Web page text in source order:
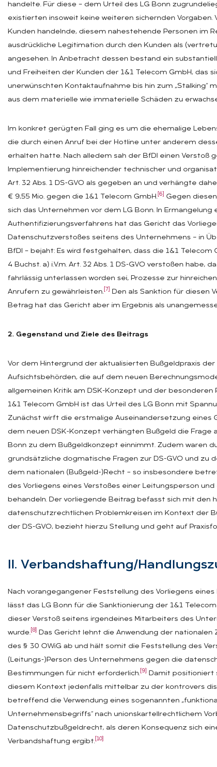
handelte. Für diese – dem Urteil des LG Bonn
existierten insoweit keine weiteren sichernden Vorgaben.
Kunden handelnde, diesem nahestehende Personen im
ausdrückliche Legitimation durch den Kunden als
angesehen. In Anbetracht dessen bestand ein
und Freiheiten der Kunden der 1&1 Telecom GmbH, das
unerwünschten Kontaktaufnahme bis hin zum „Stalking“
aus dem materielle wie immaterielle Schäden zu
Im konkret gerügten Fall ging es um die ehemalige
die durch einen Anruf bei der Hotline unter anderem
erhalten hatte. Nach alledem sah der BfDI einen Verstoß
Implementierung hinreichender technischer und
Art. 32 Abs. 1 DS-GVO als gegeben an und verhängte
€ 9,55 Mio. gegen die 1&1 Telecom GmbH. [6]
Gegen
sich das Unternehmen vor dem LG Bonn. In Ermangelung
Authentifizierungsverfahrens hat das Gericht das
Datenschutzverstoßes seitens des Unternehmens – in
BfDI – bejaht: Es wird festgehalten, dass die 1&1 Telecom
4 Buchst. a) i.V.m. Art. 32 Abs. 1 DS-GVO verstoßen habe,
fahrlässig unterlassen worden sei, Prozesse zur
Anrufern zu gewährleisten. [7]
Den als Sanktion für diesen
Betrag hat das Gericht aber im Ergebnis als
2. Gegenstand und Ziele des Beitrags
Vor dem Hintergrund der aktualisierten Bußgeldpraxis
Aufsichtsbehörden, die auf dem neuen
allgemeinen Kritik am DSK-Konzept und der besonderen
1&1 Telecom GmbH ist das Urteil des LG Bonn mit
Zunächst wirft die erstmalige Auseinandersetzung eines
dem neuen DSK-Konzept verhängten Bußgeld die Frage
Bonn zu dem Bußgeldkonzept einnimmt. Zudem waren
grundsätzliche dogmatische Fragen zur DS-GVO und zu
dem nationalen (Bußgeld-)Recht – so insbesondere
des Vorliegens eines Verstoßes einer Leitungsperson und
behandeln. Der vorliegende Beitrag befasst sich mit den
datenschutzrechtlichen Problemkreisen im Kontext der
der DS-GVO, bezieht hierzu Stellung und geht auf
II. Ver­band­s­haf­tung/
Nach vorangegangener Feststellung des Vorliegens
lässt das LG Bonn für die Sanktionierung der 1&1
dieser Verstoß seitens irgendeines Mitarbeiters des
wurde. [8]
Das Gericht lehnt die Anwendung der nationalen
des § 30 OWiG ab und hält somit die Feststellung des
(Leitungs-)Person des Unternehmens gegen die
Bestimmungen für nicht erforderlich. [9]
Damit positioniert
diesem Kontext jedenfalls mittelbar zu der kontrovers
betreffend die Verwendung eines sogenannten
Unternehmensbegriffs“ nach unionskartellrechtlichem
Datenschutzbußgeldrecht, als deren Konsequenz sich
Verbandshaftung ergibt. [10]